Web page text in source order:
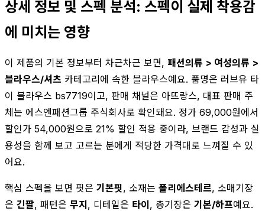
상세 정보 및 스펙 분석: 스펙이 실제 착용감
에 미치는 영향
이 제품의 기본 정보부터 차근차근 보면, 패션의류 > 여성의류 >
블라우스/셔츠 카테고리에 속한 블라우스예요. 품명은 러브유 타
이 블라우스 bs7719이고, 판매 채널은 아뜨랑스, 대표 판매 주
체는 에스엔패션그룹 주식회사로 확인돼요. 정가 69,000원에서
할인가 54,000원으로 21% 할인 적용 중이라, 브랜드 감성과 실
용성을 함께 보고 고르는 분에게 적당한 가격대로 느껴질 수 있
어요.
핵심 스펙을 보면 핏은 기본핏, 소재는 폴리에스테르, 소매기장
은 긴팔, 패턴은 무지, 디테일은 타이, 총기장은 기본/하프예요.